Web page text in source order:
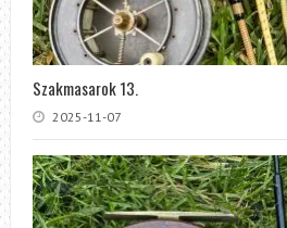
Szakmasarok 13.
2025-11-07